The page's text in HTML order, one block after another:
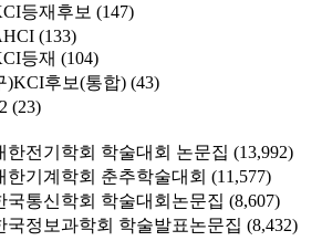
등재후보 (147)
(133)
등재 (104)
)KCI후보(통합) (43)
(23)
한전기학회 학술대회 논문집 (13,992)
한기계학회 춘추학술대회 (11,577)
국통신학회 학술대회논문집 (8,607)
국정보과학회 학술발표논문집 (8,432)